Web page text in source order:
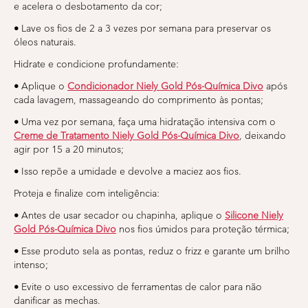
e acelera o desbotamento da cor;
• Lave os fios de 2 a 3 vezes por semana para preservar os
óleos naturais.
Hidrate e condicione profundamente:
• Aplique o Condicionador Niely Gold Pós-Química Divo após
cada lavagem, massageando do comprimento às pontas;
• Uma vez por semana, faça uma hidratação intensiva com o
Creme de Tratamento Niely Gold Pós-Química Divo, deixando
agir por 15 a 20 minutos;
• Isso repõe a umidade e devolve a maciez aos fios.
Proteja e finalize com inteligência:
• Antes de usar secador ou chapinha, aplique o Silicone Niely
Gold Pós-Química Divo nos fios úmidos para proteção térmica;
• Esse produto sela as pontas, reduz o frizz e garante um brilho
intenso;
• Evite o uso excessivo de ferramentas de calor para não
danificar as mechas.